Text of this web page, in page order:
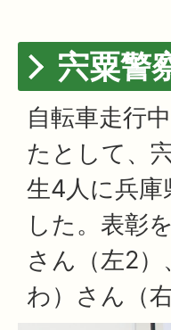
宍粟警
自転車走行
たとして、
生4人に兵
した。表彰
さん（左2
わ）さん（右